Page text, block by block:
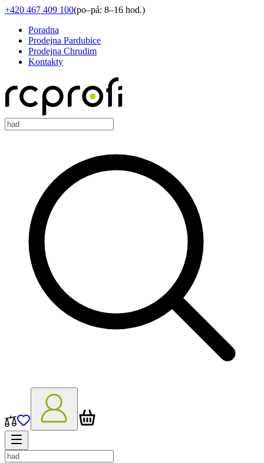
+420 467 409 100(po–pá: 8–16 hod.)
Poradna
Prodejna Pardubice
Prodejna Chrudim
Kontakty